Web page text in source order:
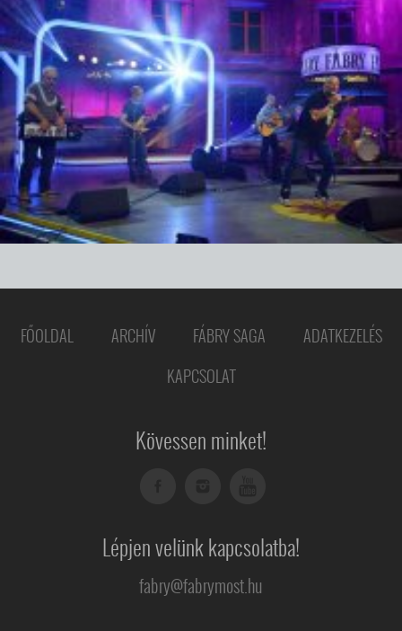
FŐOLDAL ARCHÍV FÁBRY SAGA
ADATKEZELÉS
KAPCSOLAT
Kövessen minket!
Lépjen velünk kapcsolatba!
fabry@fabrymost.hu